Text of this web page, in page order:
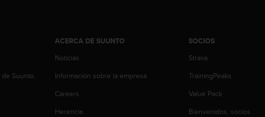
Suunto
ACERCA DE SUUNTO
Noticias
Información sobre la empresa
Careers
Herencia
SOCIOS
Strava
TrainingPeaks
Value Pack
Bienvenidos, socios